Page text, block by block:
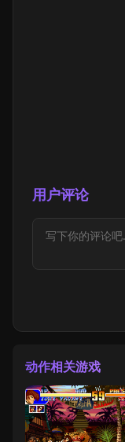
用户评论
动作相关游戏